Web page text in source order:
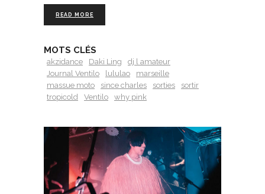
READ MORE
MOTS CLÉS
akzidance Daki Ling
dj l amateur
Journal Ventilo
lululao
marseille
massue moto
since charles sorties
sortir
tropicold
Ventilo why pink